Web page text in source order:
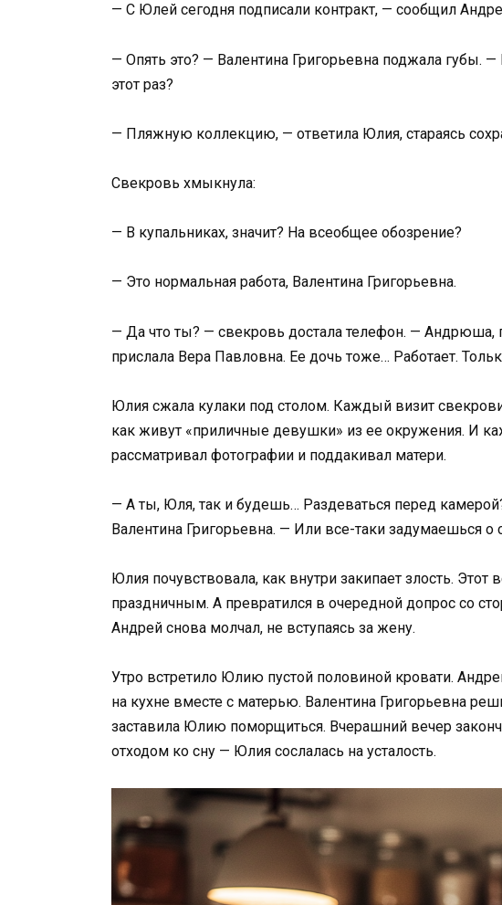
— С Юлей сегодня подписали контракт, — сообщил
— Опять это? — Валентина Григорьевна поджала губы.
этот раз?
— Пляжную коллекцию, — ответила Юлия, стараясь
Свекровь хмыкнула:
— В купальниках, значит? На всеобщее обозрение?
— Это нормальная работа, Валентина Григорьевна.
— Да что ты? — свекровь достала телефон. — Андрюша,
прислала Вера Павловна. Ее дочь тоже… Работает.
Юлия сжала кулаки под столом. Каждый визит
как живут «приличные девушки» из ее окружения. И
рассматривал фотографии и поддакивал матери.
— А ты, Юля, так и будешь… Раздеваться перед
Валентина Григорьевна. — Или все-таки задумаешься о
Юлия почувствовала, как внутри закипает злость.
праздничным. А превратился в очередной допрос со
Андрей снова молчал, не вступаясь за жену.
Утро встретило Юлию пустой половиной кровати.
на кухне вместе с матерью. Валентина Григорьевна
заставила Юлию поморщиться. Вчерашний вечер
отходом ко сну — Юлия сослалась на усталость.